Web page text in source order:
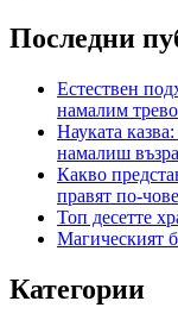
Последни
Естествен
намалим
Науката
намалиш
Какво
правят по-
Топ десетте
Магическият
Категории